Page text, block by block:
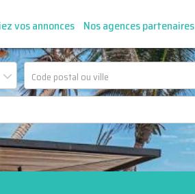
vos annonces Nos agences partenaires